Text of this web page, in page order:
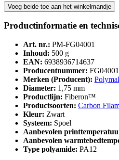
Voeg beide toe aan het winkelmandje
Productinformatie en
Art. nr.: PM-FG04001
Inhoud: 500 g
EAN: 6938936714637
Producentnummer: FG04001
Merken (Producent):
Diameter: 1,75 mm
Productlijn: Fiberon™
Productsoorten: Carbon
Kleur: Zwart
Systeem: Spoel
Aanbevolen
Aanbevolen
Type polyamide: PA12